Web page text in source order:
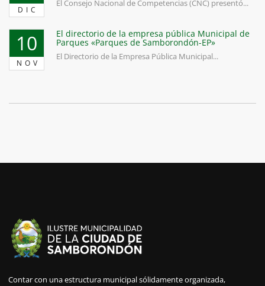
DIC
El Consejo Nacional de Competencias (CNC) presentó...
10
NOV
El directorio de la empresa pública Municipal de
Parques «Parques de Samborondón-EP»
El Directorio de la Empresa Pública Municipal...
Contar con una estructura municipal sólidamente organizada,